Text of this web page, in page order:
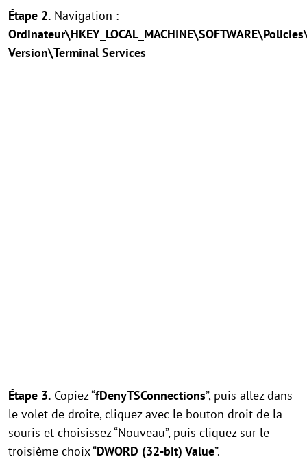
Étape 2. Navigation :
Version\Terminal Services
Étape 3. Copiez “fDenyTSConnections”, puis allez dans
le volet de droite, cliquez avec le bouton droit de la
souris et choisissez “Nouveau”, puis cliquez sur le
troisième choix “DWORD (32-bit) Value”.